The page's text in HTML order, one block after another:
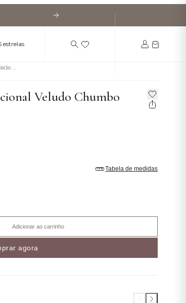
estrelas
Veludo Chumbo
Tabela de medidas
Adicionar ao carrinho
agora